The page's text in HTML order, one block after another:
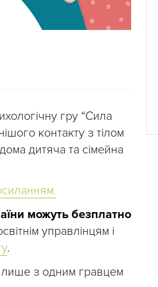
гру “Сила
контакту з тілом
дитяча та сімейна
можуть безплатно
управлінцям і
.
лише з одним гравцем